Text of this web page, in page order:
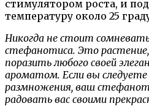
стимулятором роста, и
температуру около 25
Никогда не стоит
стефанотиса. Это
поразить любого своей
ароматом. Если вы следуете
размножения, ваш
радовать вас своими